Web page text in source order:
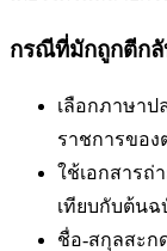
กรณีที่มักถูกตีก
เลือกภาษาป
ราชการขอ
ใช้เอกสารถ่
เทียบกับต้นฉ
ชื่อ-สกุลสะก